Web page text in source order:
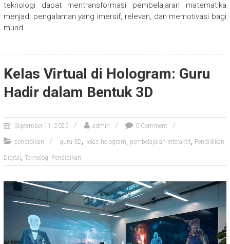
teknologi dapat mentransformasi pembelajaran matematika
menjadi pengalaman yang imersif, relevan, dan memotivasi bagi
murid.
Kelas Virtual di Hologram: Guru
Hadir dalam Bentuk 3D
September 11, 2025 admin 0 Comment
pendidikan guru 3D, kelas hologram, pembelajaran interaktif, Pendidikan
Digital , Teknologi Pendidikan